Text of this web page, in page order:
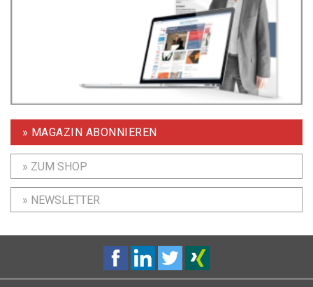
» MAGAZIN ABONNIEREN
» ZUM SHOP
» NEWSLETTER